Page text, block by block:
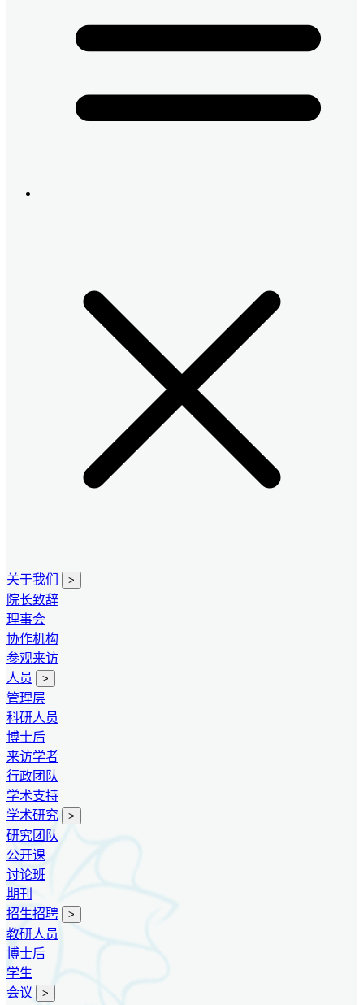
关于我们 >
院长致辞
理事会
协作机构
参观来访
人员
>
管理层
科研人员
博士后
来访学者
行政团队
学术支持
学术研究
>
研究团队
公开课
讨论班
期刊
招生招聘
>
教研人员
博士后
学生
会议
>